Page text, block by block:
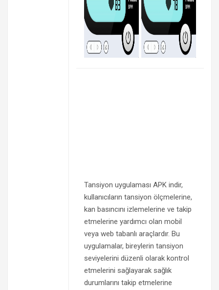
Tansiyon uygulaması APK indir,
kullanıcıların tansiyon ölçmelerine,
kan basıncını izlemelerine ve takip
etmelerine yardımcı olan mobil
veya web tabanlı araçlardır. Bu
uygulamalar, bireylerin tansiyon
seviyelerini düzenli olarak kontrol
etmelerini sağlayarak sağlık
durumlarını takip etmelerine